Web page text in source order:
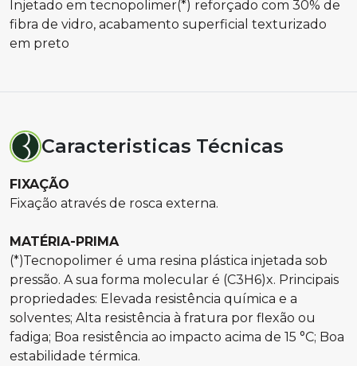
Injetado em tecnopolimer(*) reforçado com 30% de
fibra de vidro, acabamento superficial texturizado
em preto
Caracteristicas Técnicas
FIXAÇÃO
Fixação através de rosca externa.
MATÉRIA-PRIMA
(*)Tecnopolimer é uma resina plástica injetada sob
pressão. A sua forma molecular é (C3H6)x. Principais
propriedades: Elevada resistência química e a
solventes; Alta resistência à fratura por flexão ou
fadiga; Boa resistência ao impacto acima de 15 °C; Boa
estabilidade térmica.